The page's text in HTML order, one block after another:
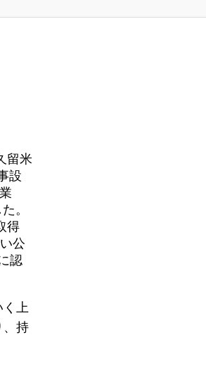
留米
設
。
得
公
認
く上
、持